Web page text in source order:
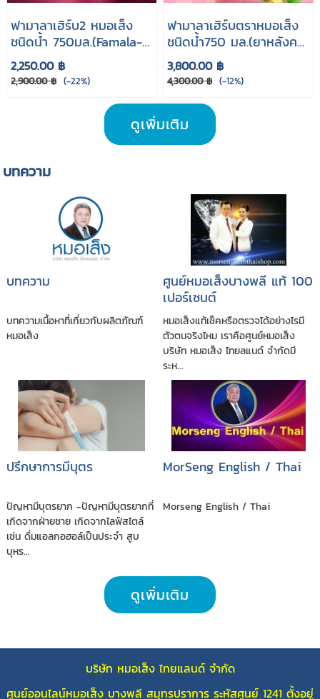
ฟามาลาเฮิร์บ2 หมอเส็ง
ชนิดนํ้า 750มล.(Famala-
Herb no.2)
2,250.00 ฿
2,900.00 ฿ (-22%)
ฟามาลาเฮิร์บตราหมอเส็ง
ชนิดนํ้า750 มล.(ยาหลังค
ลอดบุตร)
3,800.00 ฿
4,300.00 ฿ (-12%)
ดูเพิ่มเติม
บทความ
บทความ
บทความเนื้อหาที่เกี่ยวกับผลิตภัณฑ์
หมอเส็ง
ศูนย์หมอเส็งบางพลี แท้ 100
เปอร์เซนต์
หมอเส็งแท้เช็คหรือตรวจได้อย่างไรมี
ตัวตนจริงไหม เราคือศูนย์หมอเส็ง
บริษัท หมอเส็ง ไทยลแนด์ จำกัดมี
ระห...
ปรึกษาการมีบุตร
ปัญหามีบุตรยาก -ปัญหามีบุตรยากที่
เกิดจากฝ่ายชาย เกิดจากไลฟ์สไตล์
เช่น ดื่มแอลกอฮอล์เป็นประจำ สูบ
บุหร...
MorSeng English / Thai
Morseng English / Thai
ดูเพิ่มเติม
บริษัท หมอเส็ง ไทยแลนด์ จำกัด
ศูนย์ออนไลน์หมอเส็ง บางพลี สมุทรปราการ ระหัสศูนย์ 1241 ตั้งอยู่